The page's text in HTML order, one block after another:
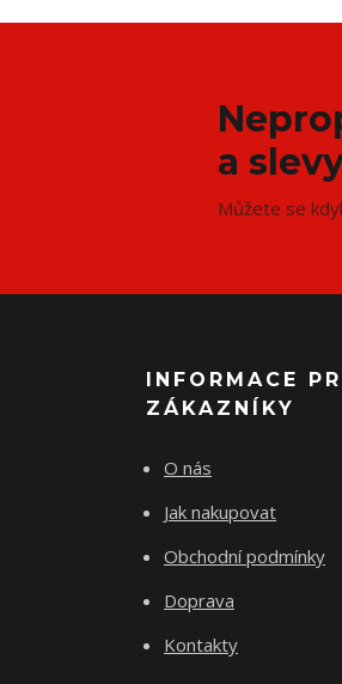
a
Můžete se
INFORMACE
ZÁKAZNÍKY
O nás
Jak nakupovat
Obchodní podmínky
Doprava
Kontakty